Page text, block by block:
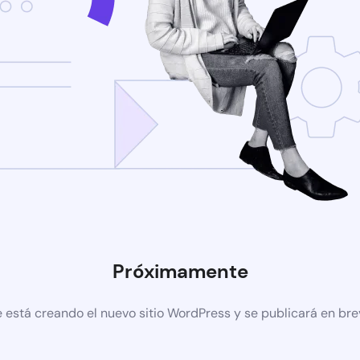
Próximamente
está creando el nuevo sitio WordPress y se publicará en